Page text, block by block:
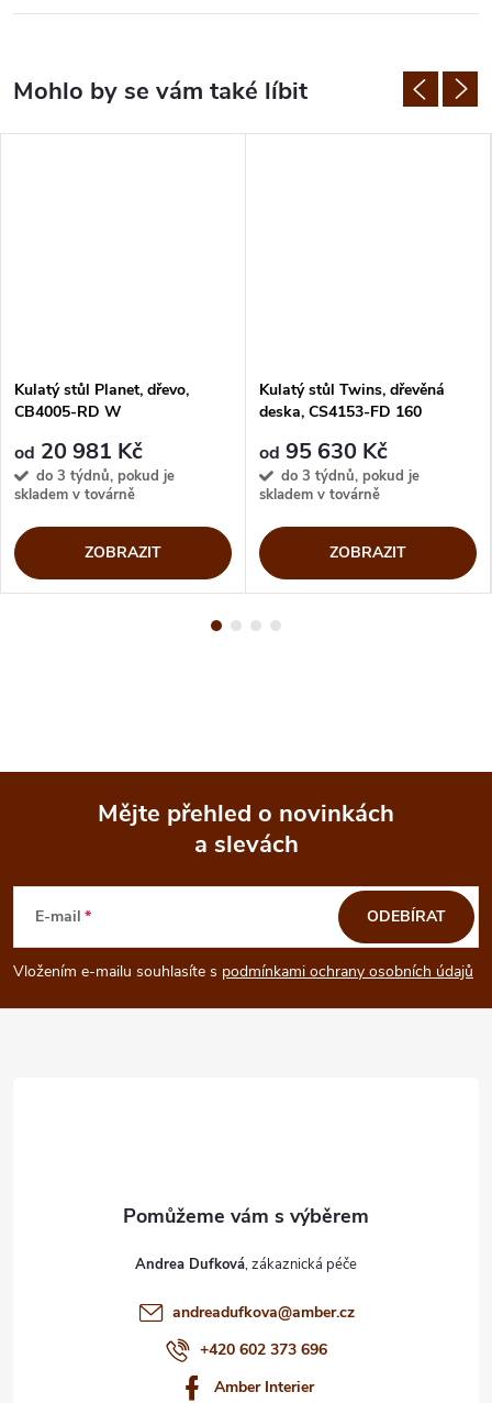
Kulatý stůl Planet, dřevo,
CB4005-RD W
od 20 981 Kč
do 3 týdnů, pokud je
skladem v továrně
ZOBRAZIT
Kulatý stůl Twins, dřevěná
deska, CS4153-FD 160
od 95 630 Kč
do 3 týdnů, pokud je
skladem v továrně
ZOBRAZIT
p
Mějte přehled o novinkách
a slevách
E-mail
Vložením e-mailu souhlasíte s podmínkami ochrany osobních údajů
ODEBÍRAT
Andrea Dufková
andreadufkova@amber.cz
+420 602 373 696
Amber Interier